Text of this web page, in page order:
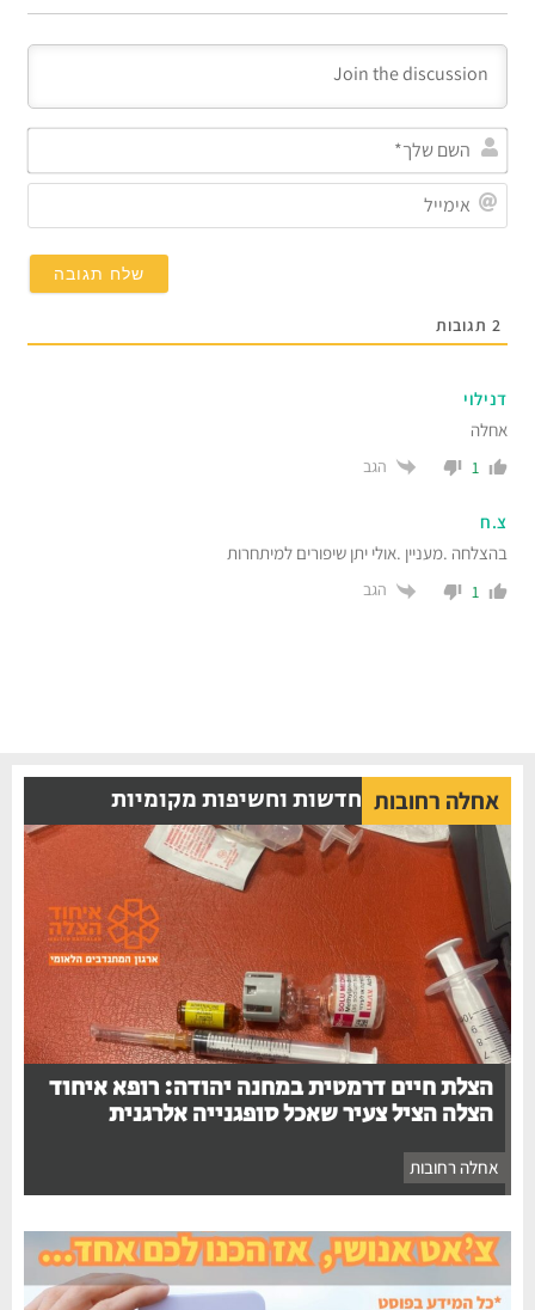
אימייל
תגובות
הגב
.מעניין .אולי יתן שיפורים למיתחרות
הגב
אחלה רחובות חדשות וחשיפות מקומיות
הצלת חיים דרמטית במחנה יהודה: רופא איחוד
הצלה הציל צעיר שאכל סופגנייה אלרגנית
אחלה רחובות